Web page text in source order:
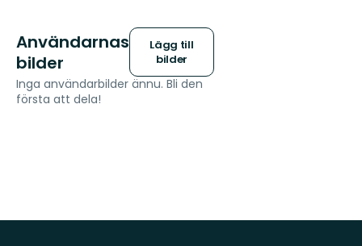
Användarnas
bilder
Lägg till
bilder
Inga användarbilder ännu. Bli den
första att dela!